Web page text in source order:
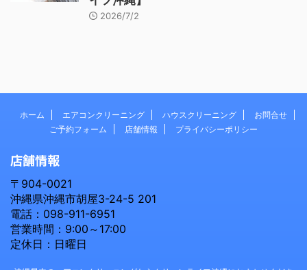
2026/7/2
ホーム エアコンクリーニング ハウスクリーニング
お問合せ
ご予約フォーム
店舗情報 プライバシーポリシー
店舗情報
〒904-0021
沖縄県沖縄市胡屋3-24-5 201
電話：098-911-6951
営業時間：9:00～17:00
定休日：日曜日